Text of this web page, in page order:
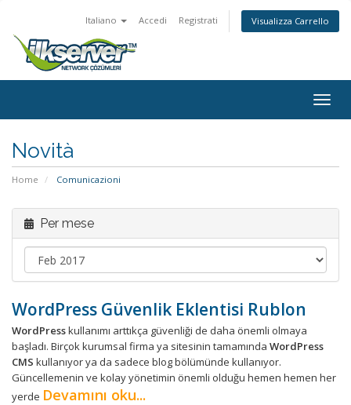
Italiano Accedi Registrati Visualizza Carrello
Novità
Home Comunicazioni
Per mese
WordPress Güvenlik Eklentisi Rublon
WordPresskullanımı arttıkça güvenliği de daha önemli olmaya
başladı. Birçok kurumsal firma ya sitesinin tamamında WordPress
CMS kullanıyor ya da sadece blog bölümünde kullanıyor.
Güncellemenin ve kolay yönetimin önemli olduğu hemen hemen her
yerde Devamını oku...